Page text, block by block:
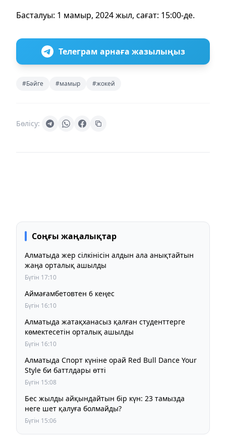
Басталуы: 1 мамыр, 2024 жыл, сағат: 15:00-де.
Телеграм арнаға жазылыңыз
#Бәйге #мамыр #жокей
Бөлісу:
Соңғы жаңалықтар
Алматыда жер сілкінісін алдын ала анықтайтын
жаңа орталық ашылды
Бүгін 17:10
Аймағамбетовтен 6 кеңес
Бүгін 16:10
Алматыда жатақханасыз қалған студенттерге
көмектесетін орталық ашылды
Бүгін 16:10
Алматыда Спорт күніне орай Red Bull Dance Your
Style би баттлдары өтті
Бүгін 15:08
Бес жылды айқындайтын бір күн: 23 тамызда
неге шет қалуға болмайды?
Бүгін 15:06